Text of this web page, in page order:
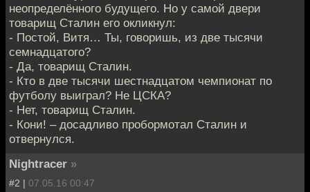
неопределённого будущего. Но у самой двери
товарищ Сталин его окликнул:
- Постой, Витя… Ты, говоришь, из две тысячи
семнадцатого?
- Да, товарищ Сталин.
- Кто в две тысячи шестнадцатом чемпионат по
футболу выиграл? Не ЦСКА?
- Нет, товарищ Сталин.
- Кони! – досадливо пробормотал Сталин и
отвернулся.
Nightracer »
#2 | 07.05.16 00:47